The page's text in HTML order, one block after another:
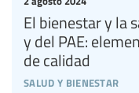
salud y bienestar
El bienestar y la
y del PAE:
de calidad